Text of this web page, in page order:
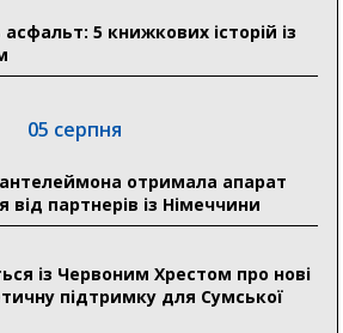
5 книжкових історій із
05 серпня
отримала апарат
партнерів із Німеччини
із Червоним Хрестом про нові
підтримку для Сумської